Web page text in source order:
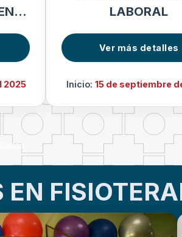
2025
LABORAL
Ver más detalles
Inicio: 15 de septiembre
EN